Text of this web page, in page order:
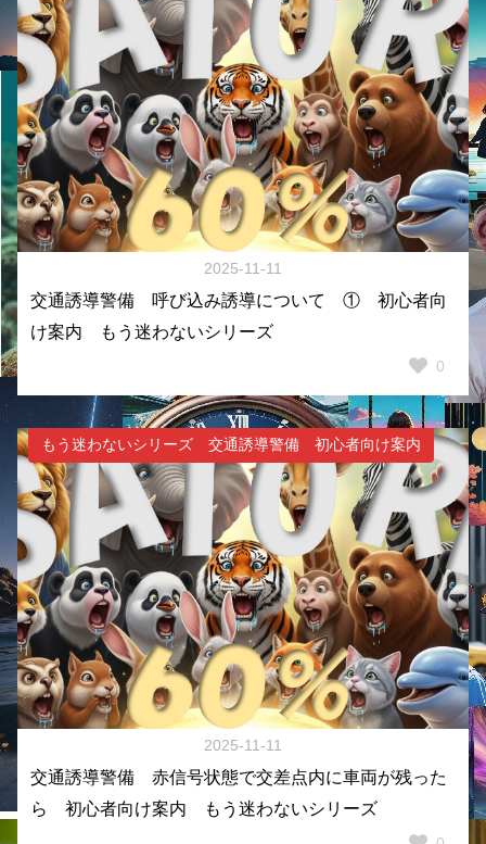
2025-11-11
交通誘導警備 呼び込み誘導について ① 初心者向
け案内 もう迷わないシリーズ
0
もう迷わないシリーズ 交通誘導警備 初心者向け案内
2025-11-11
交通誘導警備 赤信号状態で交差点内に車両が残った
ら 初心者向け案内 もう迷わないシリーズ